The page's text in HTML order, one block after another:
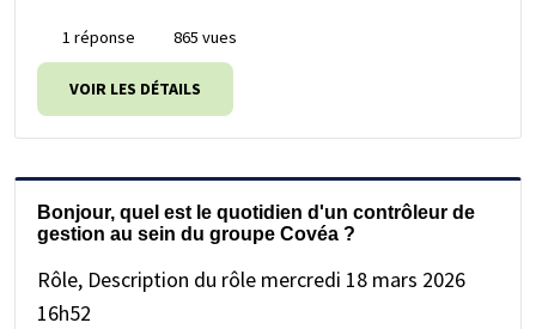
1 réponse 865 vues
VOIR LES DÉTAILS
Bonjour, quel est le quotidien d'un contrôleur de
gestion au sein du groupe Covéa ?
Rôle, Description du rôle mercredi 18 mars 2026
16h52